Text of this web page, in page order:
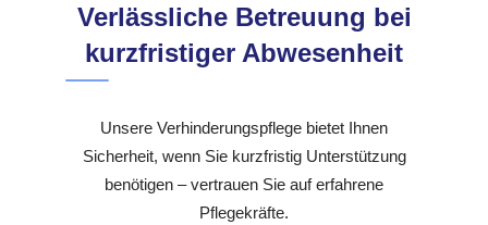
Verlässliche Betreuung bei
kurzfristiger Abwesenheit
Unsere Verhinderungspflege bietet Ihnen
Sicherheit, wenn Sie kurzfristig Unterstützung
benötigen – vertrauen Sie auf erfahrene
Pflegekräfte.